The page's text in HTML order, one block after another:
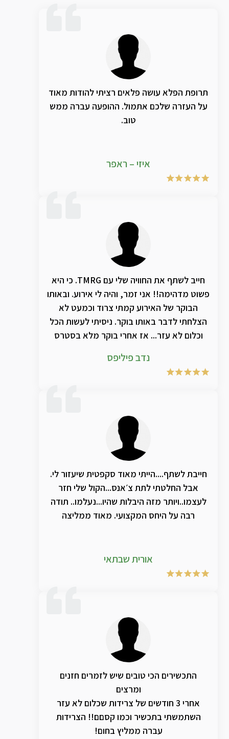
תרופת הפלא עושה פלאים רציתי להודות מאוד
על העזרה שלכם אתמול. ההופעה עברה ממש
טוב.
איזי – ראפר
חייב לשתף את החוויה שלי עם TMRG. כי היא
פשוט מדהימה!! אני זמר, והיה לי אירוע. ובאותו
הבוקר של האירוע קמתי צרוד וכמעט לא
הצלחתי לדבר באותו בוקר. ניסיתי לעשות הכל
וכלום לא עזר... אז אחרי בוקר מלא בסטרס
TMRG ועשיתי הכל כדי לנסות להשיג אותם
והצלחתי. רכשתי את הערכה של הבקבוק
במקביל עם הבקבוק אנאלאציה והשמנים, יחד
שהצלחתי לדבר.. הצלחתי לשיר ממש. ולהחזיק
הופעה ארוכה של שעתיים כאילו לפניכן לא הייתי
משותק מבחינה קולית. אני כל כך ממליץ לכל
זמר ובמיוחד זמרים שעובדים ומופיעים
שלפעמים הקול מתעייף או נשחק. להחזיק אצלו
את התכשירים האלה כי זה עבד עלי ספציפית
נדב פיליפס
חייבת לשתף....הייתי מאוד סקפטית שיעזור לי.
אבל החלטתי לתת צ׳אנס...הקול שלי חזר
לעצמו..ויותר מזה היבלות שהיו...נעלמו.. תודה
רבה על היחס המקצועי. מאוד ממליצה
אורית שבתאי
התכשירים הכי טובים שיש לזמרים חזנים
ומרצים
אחרי 3 חודשים של צרידות שכלום לא עזר
השתמשתי בתכשיר וכמו קסםם!! הצרידות
עברה ממליץ בחום!